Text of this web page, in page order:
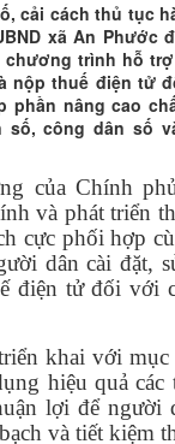
cải cách thủ tục
xã An Phước
chương trình hỗ
nộp thuế điện tử
phần nâng cao
công dân số
của Chính
và phát triển
cực phối hợp
dân cài đặt,
điện tử đối với
khai với
hiệu quả
lợi để người
và tiết kiệm